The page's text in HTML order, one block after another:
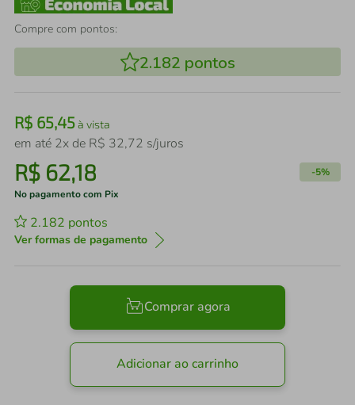
Compre com pontos:
2.182 pontos
R$ 65,45à vista
em até 2x de R$ 32,72 s/juros
R$ 62,18 -5%
No pagamento com Pix
2.182 pontos
Ver formas de pagamento
Comprar agora
Adicionar ao carrinho